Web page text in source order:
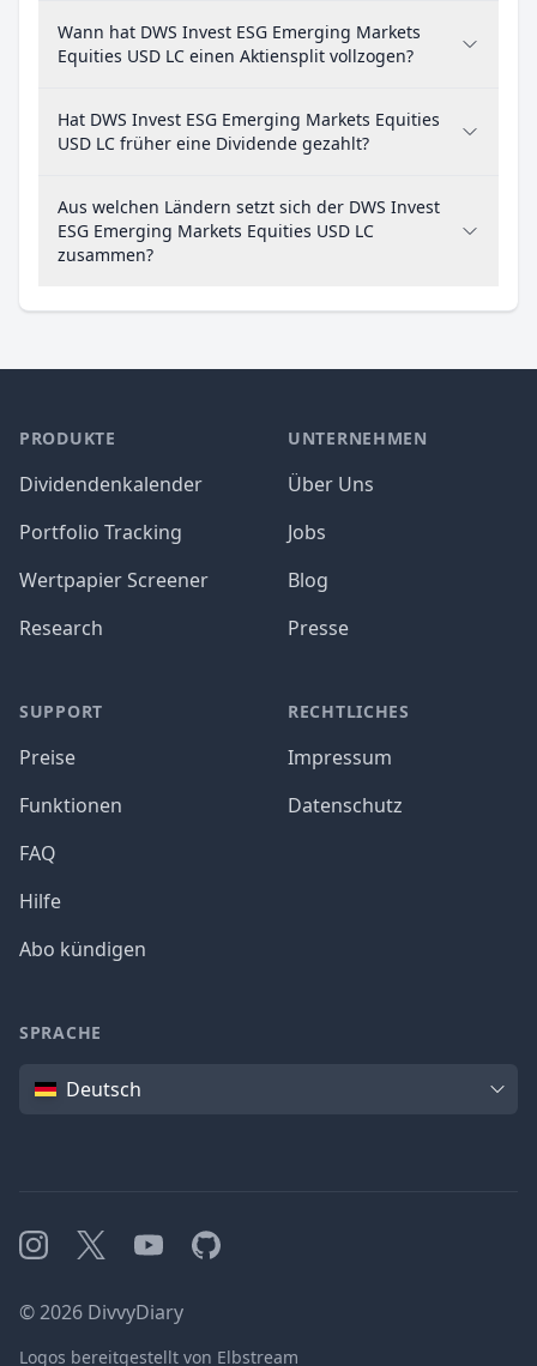
Wann hat DWS Invest ESG Emerging Markets
Equities USD LC einen Aktiensplit vollzogen?
Hat DWS Invest ESG Emerging Markets Equities
USD LC früher eine Dividende gezahlt?
Aus welchen Ländern setzt sich der DWS Invest
ESG Emerging Markets Equities USD LC
zusammen?
PRODUKTE
Dividendenkalender
Portfolio Tracking
Wertpapier Screener
Research
SUPPORT
Preise
Funktionen
FAQ
Hilfe
Abo kündigen
UNTERNEHMEN
Über Uns
Jobs
Blog
Presse
RECHTLICHES
Impressum
Datenschutz
SPRACHE
SpracheDeutsch
Instagram
X YouTubeGitHub
©2026 DivvyDiary
Logos bereitgestellt von Elbstream